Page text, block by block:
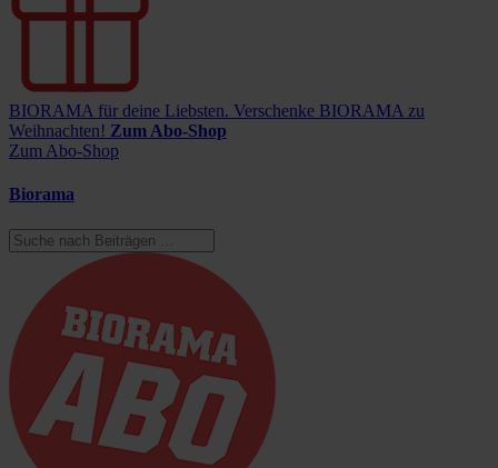
BIORAMA für deine Liebsten. Verschenke BIORAMA zu
Weihnachten! Zum Abo-Shop
Zum Abo-Shop
Biorama